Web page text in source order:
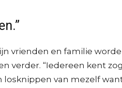
vrienden en familie
verder. “Iedereen kent
van mezelf